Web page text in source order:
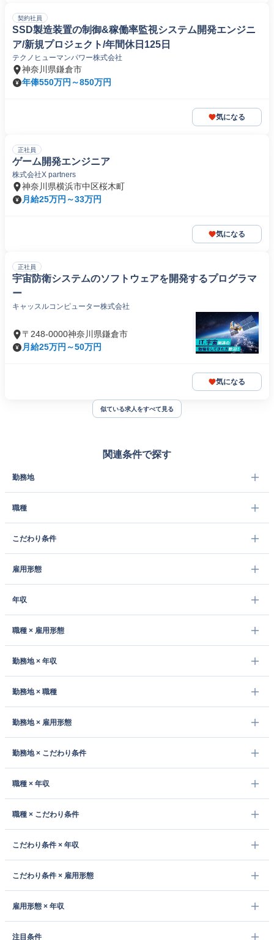
契約社員
SSD製造装置の制御&稼働率監視システム開発エンジニ
ア/新規プロジェクト/年間休日125日
テクノヒューマンパワー株式会社
神奈川県鎌倉市
年俸550万円～850万円
気になる
正社員
ゲーム開発エンジニア
株式会社X partners
神奈川県横浜市中区桜木町
月給25万円～33万円
気になる
正社員
宇宙防衛システムのソフトウェアを開発するプログラマ
ー
キャッスルコンピューター株式会社
〒248-0000神奈川県鎌倉市
月給25万円～50万円
気になる
似ている求人をすべて見る
関連条件で探す
勤務地
職種
こだわり条件
雇用形態
年収
職種 × 雇用形態
勤務地 × 年収
勤務地 × 職種
勤務地 × 雇用形態
勤務地 × こだわり条件
職種 × 年収
職種 × こだわり条件
こだわり条件 × 年収
こだわり条件 × 雇用形態
雇用形態 × 年収
注目条件